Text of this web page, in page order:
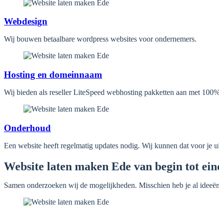
Webdesign
Wij bouwen betaalbare wordpress websites voor ondernemers.
Hosting en domeinnaam
Wij bieden als reseller LiteSpeed webhosting pakketten aan met
Onderhoud
Een website heeft regelmatig updates nodig. Wij kunnen dat voor je
Website laten maken Ede van begin tot
Samen onderzoeken wij de mogelijkheden. Misschien heb je al